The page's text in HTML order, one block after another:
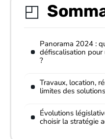
Panorama 2024 :
défiscalisation
?
Travaux, location,
limites des
Évolutions
choisir la stratégie